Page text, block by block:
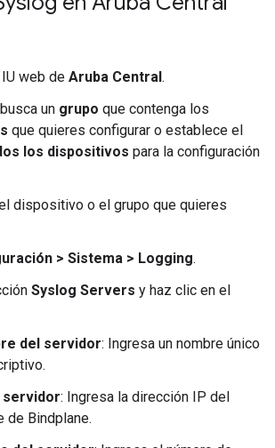
web de Aruba Central.
un grupo que contenga los
que quieres configurar o establece el
los dispositivos para la configuración
dispositivo o el grupo que quieres
> Sistema > Logging.
Syslog Servers y haz clic en el
del servidor: Ingresa un nombre único
servidor: Ingresa la dirección IP del
de Bindplane.